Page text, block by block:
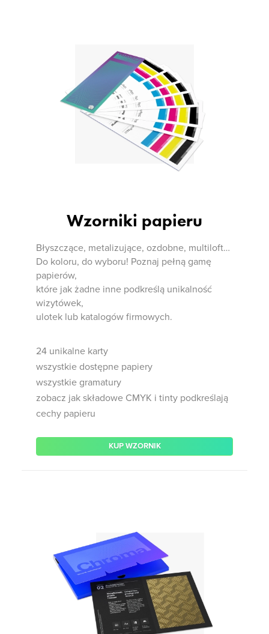
Wzorniki papieru
Błyszczące, metalizujące, ozdobne, multiloft…
Do koloru, do wyboru! Poznaj pełną gamę
papierów,
które jak żadne inne podkreślą unikalność
wizytówek,
ulotek lub katalogów firmowych.
24 unikalne karty
wszystkie dostępne papiery
wszystkie gramatury
zobacz jak składowe CMYK i tinty podkreślają
cechy papieru
KUP WZORNIK